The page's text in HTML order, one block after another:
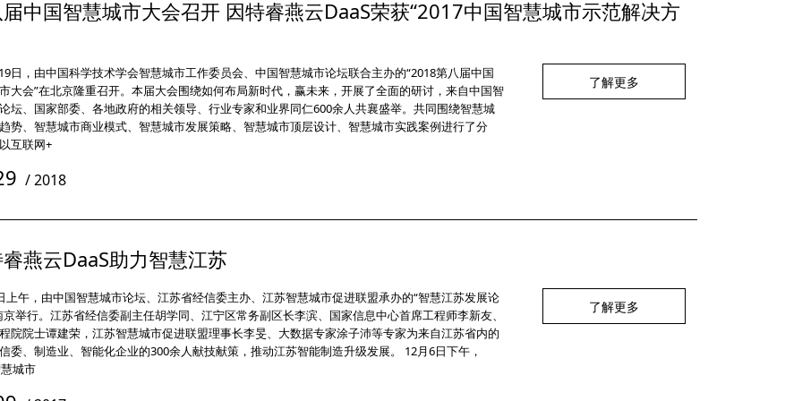
中国智慧城市大会召开 因特睿燕云DaaS荣获“2017中国智慧城市示范解决方
日，由中国科学技术学会智慧城市工作委员会、中国智慧城市论坛联合主办的“2018第八届中国
大会”在北京隆重召开。本届大会围绕如何布局新时代，赢未来，开展了全面的研讨，来自中国智
坛、国家部委、各地政府的相关领导、行业专家和业界同仁600余人共襄盛举。共同围绕智慧城
势、智慧城市商业模式、智慧城市发展策略、智慧城市顶层设计、智慧城市实践案例进行了分
互联网+
了解更多
/2018
燕云DaaS助力智慧江苏
上午，由中国智慧城市论坛、江苏省经信委主办、江苏智慧城市促进联盟承办的“智慧江苏发展论
京举行。江苏省经信委副主任胡学同、江宁区常务副区长李滨、国家信息中心首席工程师李新友、
院院士谭建荣，江苏智慧城市促进联盟理事长李旻、大数据专家涂子沛等专家为来自江苏省内的
委、制造业、智能化企业的300余人献技献策，推动江苏智能制造升级发展。 12月6日下午，
城市
了解更多